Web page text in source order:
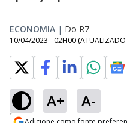
ECONOMIA | Do R7
10/04/2023 - 02H00 (ATUALIZADO
A+ A-